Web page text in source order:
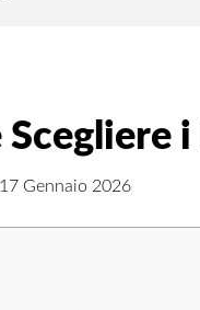
Scegliere
17 Gennaio 2026